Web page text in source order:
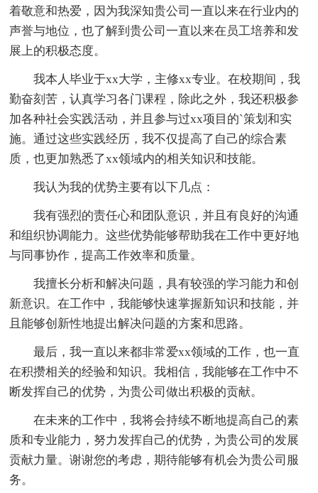
着敬意和热爱，因为我深知贵公司一直以来在行业内的
声誉与地位，也了解到贵公司一直以来在员工培养和发
展上的积极态度。
我本人毕业于xx大学，主修xx专业。在校期间，我
勤奋刻苦，认真学习各门课程，除此之外，我还积极参
加各种社会实践活动，并且参与过xx项目的`策划和实
施。通过这些实践经历，我不仅提高了自己的综合素
质，也更加熟悉了xx领域内的相关知识和技能。
我认为我的优势主要有以下几点：
我有强烈的责任心和团队意识，并且有良好的沟通
和组织协调能力。这些优势能够帮助我在工作中更好地
与同事协作，提高工作效率和质量。
我擅长分析和解决问题，具有较强的学习能力和创
新意识。在工作中，我能够快速掌握新知识和技能，并
且能够创新性地提出解决问题的方案和思路。
最后，我一直以来都非常爱xx领域的工作，也一直
在积攒相关的经验和知识。我相信，我能够在工作中不
断发挥自己的优势，为贵公司做出积极的贡献。
在未来的工作中，我将会持续不断地提高自己的素
质和专业能力，努力发挥自己的优势，为贵公司的发展
贡献力量。谢谢您的考虑，期待能够有机会为贵公司服
务。